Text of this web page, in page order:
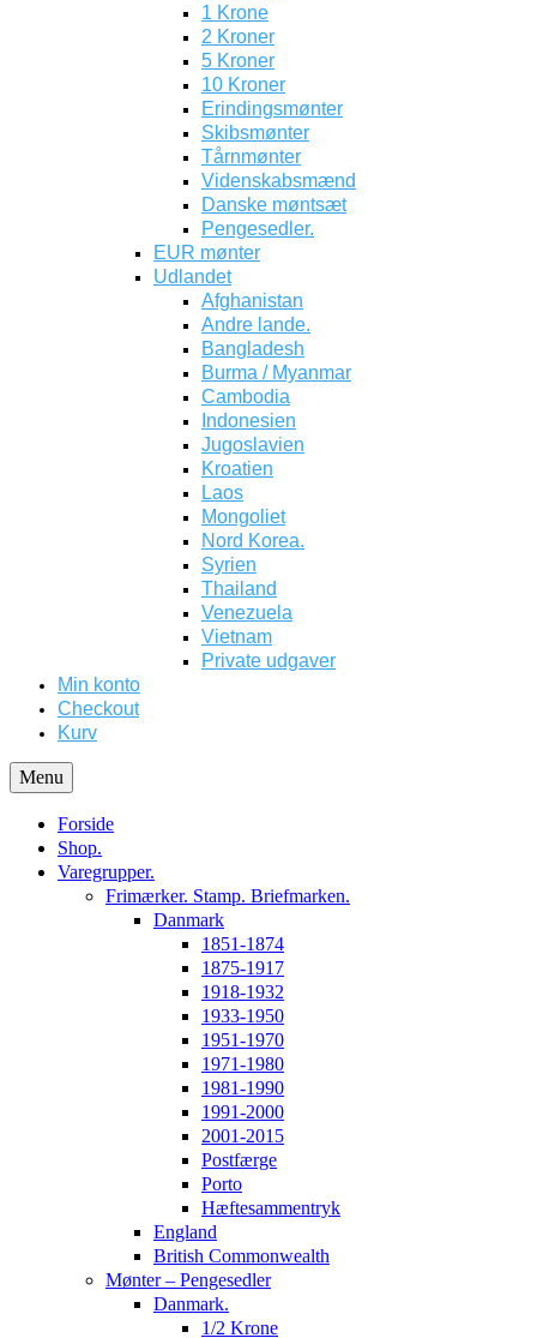
1 Krone
2 Kroner
5 Kroner
10 Kroner
Erindingsmønter
Skibsmønter
Tårnmønter
Videnskabsmænd
Danske møntsæt
Pengesedler.
EUR mønter
Udlandet
Afghanistan
Andre lande.
Bangladesh
Burma / Myanmar
Cambodia
Indonesien
Jugoslavien
Kroatien
Laos
Mongoliet
Nord Korea.
Syrien
Thailand
Venezuela
Vietnam
Private udgaver
Min konto
Checkout
Kurv
Menu
Forside
Shop.
Varegrupper.
Frimærker. Stamp. Briefmarken.
Danmark
1851-1874
1875-1917
1918-1932
1933-1950
1951-1970
1971-1980
1981-1990
1991-2000
2001-2015
Postfærge
Porto
Hæftesammentryk
England
British Commonwealth
Mønter – Pengesedler
Danmark.
1/2 Krone